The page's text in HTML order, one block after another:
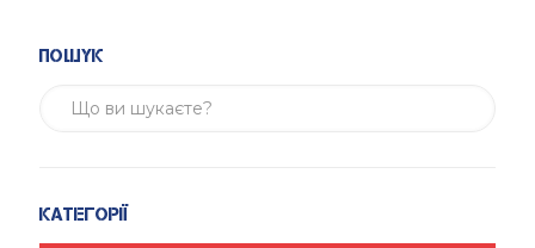
Пошук
Категорії